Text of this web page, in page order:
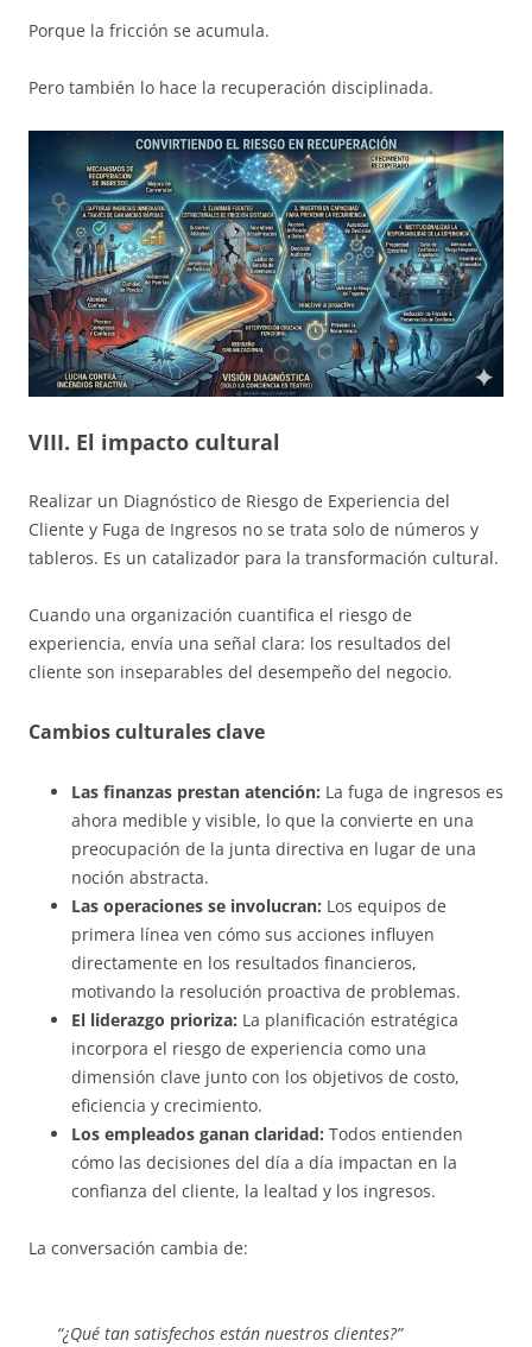
Porque la fricción se acumula.
Pero también lo hace la recuperación disciplinada.
VIII. El impacto cultural
Realizar un Diagnóstico de Riesgo de Experiencia del
Cliente y Fuga de Ingresos no se trata solo de números y
tableros. Es un catalizador para la transformación cultural.
Cuando una organización cuantifica el riesgo de
experiencia, envía una señal clara: los resultados del
cliente son inseparables del desempeño del negocio.
Cambios culturales clave
Las finanzas prestan atención: La fuga de ingresos es
ahora medible y visible, lo que la convierte en una
preocupación de la junta directiva en lugar de una
noción abstracta.
Las operaciones se involucran: Los equipos de
primera línea ven cómo sus acciones influyen
directamente en los resultados financieros,
motivando la resolución proactiva de problemas.
El liderazgo prioriza: La planificación estratégica
incorpora el riesgo de experiencia como una
dimensión clave junto con los objetivos de costo,
eficiencia y crecimiento.
Los empleados ganan claridad: Todos entienden
cómo las decisiones del día a día impactan en la
confianza del cliente, la lealtad y los ingresos.
La conversación cambia de:
“¿Qué tan satisfechos están nuestros clientes?”